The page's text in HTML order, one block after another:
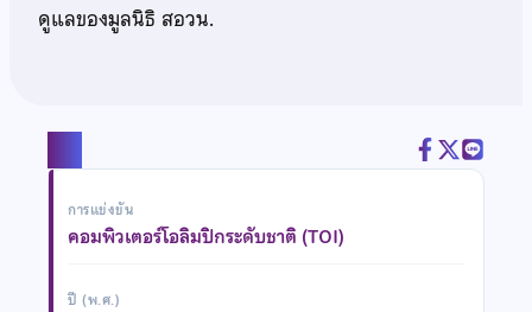
ดูแลของมูลนิธิ สอวน.
การแข่งขัน
คอมพิวเตอร์โอลิมปิกระดับชาติ (TOI)
ปี (พ.ศ.)